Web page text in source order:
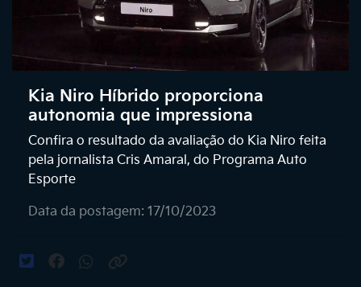
Kia Niro Híbrido proporciona
autonomia que impressiona
Confira o resultado da avaliação do Kia Niro feita
pela jornalista Cris Amaral, do Programa Auto
Esporte
Data da postagem: 17/10/2023